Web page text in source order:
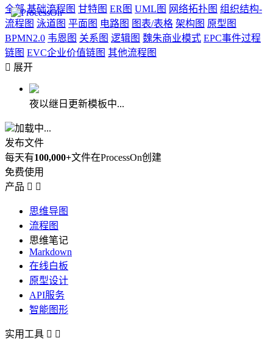
全部 基础流程图 甘特图 ER图 UML图 网络拓扑图 组织结构-
流程图 泳道图 平面图 电路图 图表/表格 架构图 原型图
BPMN2.0 韦恩图 关系图 逻辑图 魏朱商业模式 EPC事件过程
链图 EVC企业价值链图 其他流程图
 展开
夜以继日更新模板中...
加载中...
发布文件
每天有100,000+文件在ProcessOn创建
免费使用
产品  
思维导图
流程图
思维笔记
Markdown
在线白板
原型设计
API服务
智能图形
实用工具  